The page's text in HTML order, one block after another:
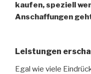
kaufen, speziell
Anschaffungen
Leistungen
Egal wie viele